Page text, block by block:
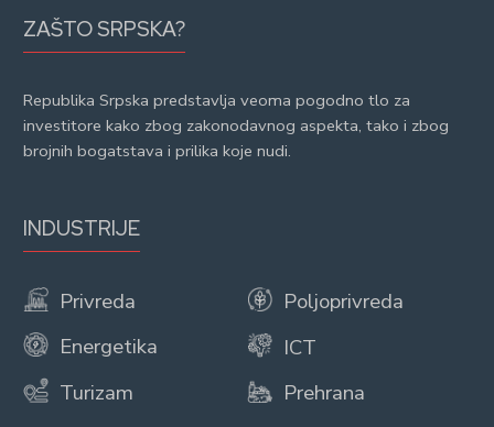
ZAŠTO SRPSKA?
Republika Srpska predstavlja veoma pogodno tlo za
investitore kako zbog zakonodavnog aspekta, tako i zbog
brojnih bogatstava i prilika koje nudi.
INDUSTRIJE
Privreda
Energetika
Turizam
Poljoprivreda
ICT
Prehrana